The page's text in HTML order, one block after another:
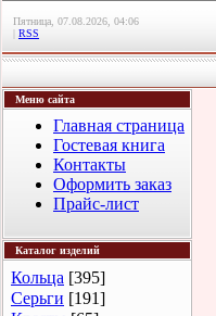
Пятница, 07.08.2026, 04:06
| RSS
Меню сайта
Главная страница
Гостевая книга
Контакты
Оформить заказ
Прайс-лист
Каталог изделий
Кольца [395]
Серьги [191]